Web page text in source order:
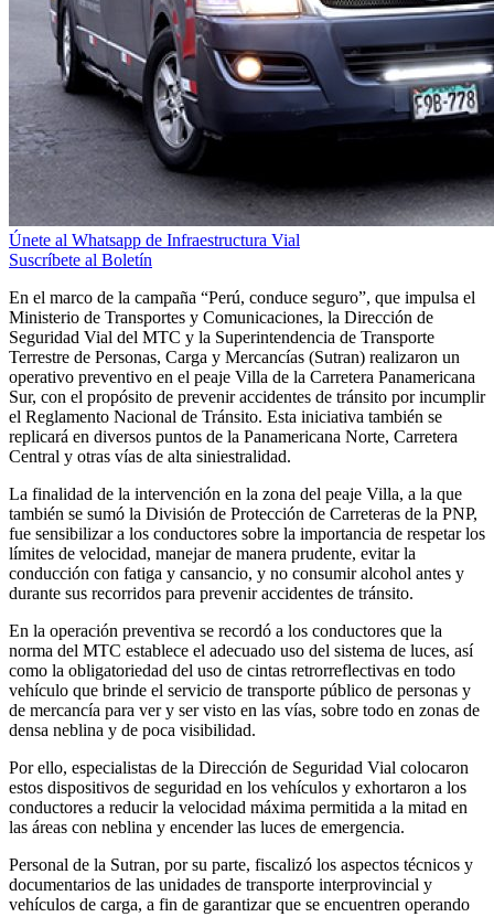
Únete al Whatsapp de Infraestructura Vial
Suscríbete al Boletín
En el marco de la campaña “Perú, conduce seguro”, que impulsa el
Ministerio de Transportes y Comunicaciones, la Dirección de
Seguridad Vial del MTC y la Superintendencia de Transporte
Terrestre de Personas, Carga y Mercancías (Sutran) realizaron un
operativo preventivo en el peaje Villa de la Carretera Panamericana
Sur, con el propósito de prevenir accidentes de tránsito por incumplir
el Reglamento Nacional de Tránsito. Esta iniciativa también se
replicará en diversos puntos de la Panamericana Norte, Carretera
Central y otras vías de alta siniestralidad.
La finalidad de la intervención en la zona del peaje Villa, a la que
también se sumó la División de Protección de Carreteras de la PNP,
fue sensibilizar a los conductores sobre la importancia de respetar los
límites de velocidad, manejar de manera prudente, evitar la
conducción con fatiga y cansancio, y no consumir alcohol antes y
durante sus recorridos para prevenir accidentes de tránsito.
En la operación preventiva se recordó a los conductores que la
norma del MTC establece el adecuado uso del sistema de luces, así
como la obligatoriedad del uso de cintas retrorreflectivas en todo
vehículo que brinde el servicio de transporte público de personas y
de mercancía para ver y ser visto en las vías, sobre todo en zonas de
densa neblina y de poca visibilidad.
Por ello, especialistas de la Dirección de Seguridad Vial colocaron
estos dispositivos de seguridad en los vehículos y exhortaron a los
conductores a reducir la velocidad máxima permitida a la mitad en
las áreas con neblina y encender las luces de emergencia.
Personal de la Sutran, por su parte, fiscalizó los aspectos técnicos y
documentarios de las unidades de transporte interprovincial y
vehículos de carga, a fin de garantizar que se encuentren operando